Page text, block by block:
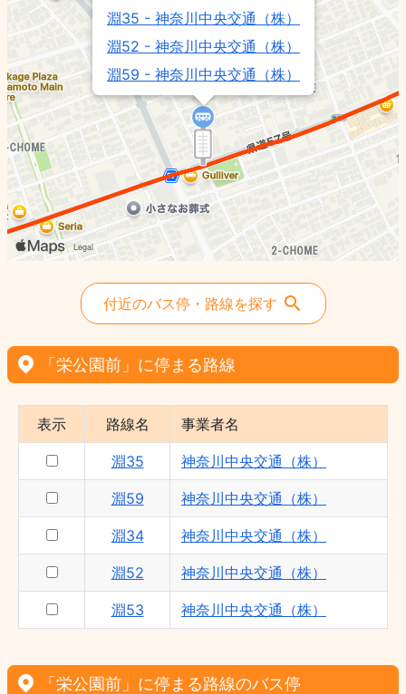
淵35 - 神奈川中央交通（株）
淵52 - 神奈川中央交通（株）
淵59 - 神奈川中央交通（株）
淵53 - 神奈川中央交通（株）
付近のバス停・路線を探す
「栄公園前」に停まる路線
表示 路線名 事業者名
淵35 神奈川中央交通（株）
淵59 神奈川中央交通（株）
淵34 神奈川中央交通（株）
淵52 神奈川中央交通（株）
淵53 神奈川中央交通（株）
「栄公園前」に停まる路線のバス停